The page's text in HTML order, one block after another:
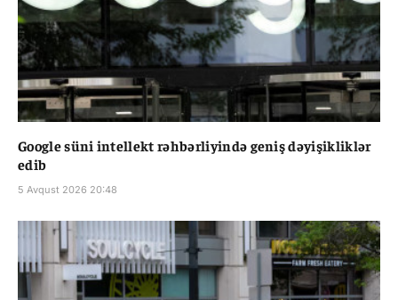
Google süni intellekt rəhbərliyində geniş dəyişikliklər
edib
5 Avqust 2026 20:48